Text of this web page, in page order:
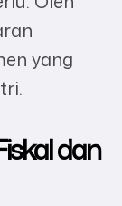
yang
dan